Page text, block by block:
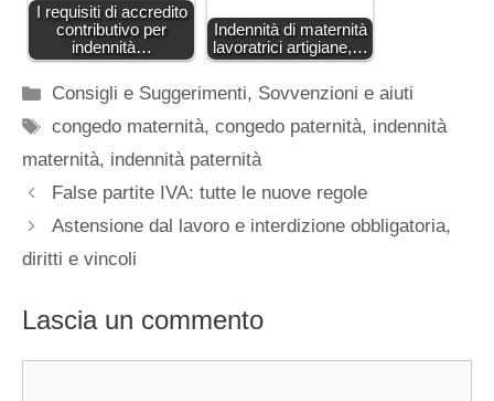
I requisiti di accredito
contributivo per
indennità…
Indennità di maternità
lavoratrici artigiane,…
Categorie
Consigli e Suggerimenti, Sovvenzioni e aiuti
Tag
congedo maternità,congedo paternità, indennità
maternità, indennità paternità
False partite IVA: tutte le nuove regole
Astensione dal lavoro e interdizione obbligatoria,
diritti e vincoli
Lascia un commento